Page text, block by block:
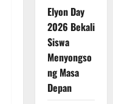
Elyon Day
2026 Bekali
Siswa
Menyongso
ng Masa
Depan